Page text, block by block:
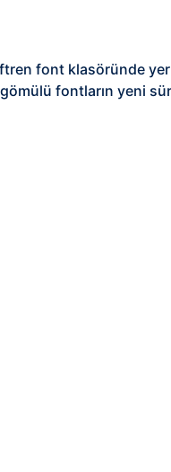
font klasöründe
fontların yeni